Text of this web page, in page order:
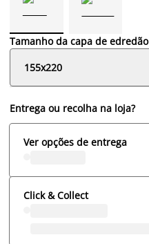
Tamanho da capa de edredão
155x220
Entrega ou recolha na loja?
Ver opções de entrega
Click & Collect